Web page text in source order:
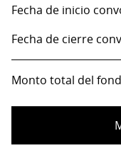
Fecha de inicio
Fecha de cierre
Monto total del